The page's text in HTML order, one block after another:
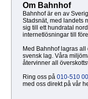
Om Bahnhof
Bahnhof är en av
Stadsnät, med landets
sig till ett hundratal
internetlösningar till
Med Bahnhof lagras
svensk lag. Våra
återvinner all
Ring oss på 010-510
med oss direkt på vår